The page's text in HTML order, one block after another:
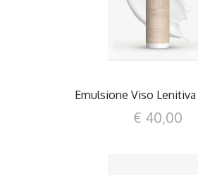
Emulsione Viso
€ 40,00